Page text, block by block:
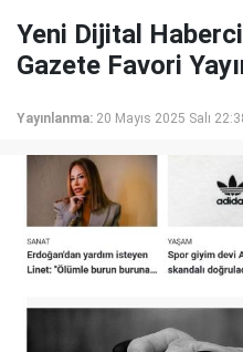
Yeni Dijital
Gazete Favori
Yayınlanma: 20 Mayıs 2025 Salı